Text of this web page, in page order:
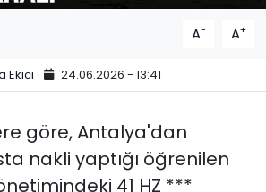
A- A+
Ekici 24.06.2026 - 13:41
göre, Antalya'dan
nakli yaptığı öğrenilen
41 HZ ***